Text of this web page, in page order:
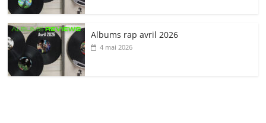
Albums rap avril 2026
4 mai 2026